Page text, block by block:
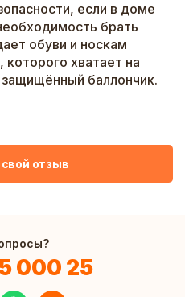
если в доме
брать
обуви и носкам
хватает на
баллончик.
отзыв
000 25